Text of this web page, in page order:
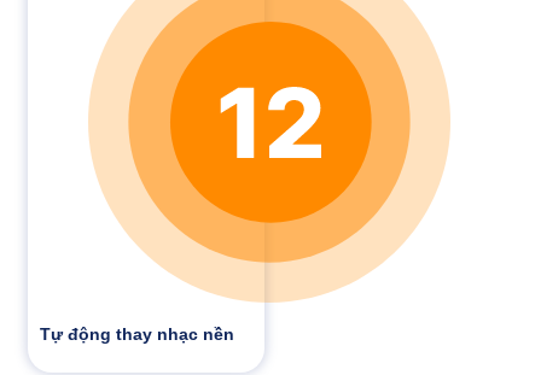
Tự động thay nhạc nền